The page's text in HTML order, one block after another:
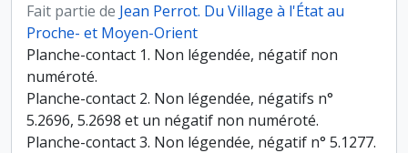
Fait partie de Jean Perrot. Du Village à l'État au
Proche- et Moyen-Orient
Planche-contact 1. Non légendée, négatif non
numéroté.
Planche-contact 2. Non légendée, négatifs n°
5.2696, 5.2698 et un négatif non numéroté.
Planche-contact 3. Non légendée, négatif n° 5.1277.